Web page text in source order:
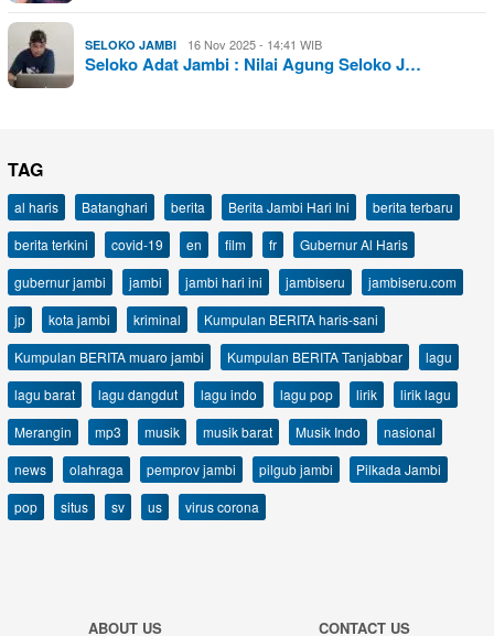
SELOKO JAMBI 16 Nov 2025 - 14:41 WIB
Seloko Adat Jambi : Nilai Agung Seloko J…
TAG
al haris Batanghari berita Berita Jambi Hari Ini
berita terbaru
berita terkini
covid-19 en film fr
Gubernur Al Haris
gubernur jambi
jambi jambi hari ini jambiseru
jambiseru.com
jp
kota jambi kriminal
Kumpulan BERITA haris-sani
Kumpulan BERITA muaro jambi
Kumpulan BERITA Tanjabbar
lagu
lagu barat
lagu dangdut lagu indo lagu pop lirik
lirik lagu
Merangin
mp3 musik musik barat Musik Indo
nasional
news
olahraga pemprov jambi pilgub jambi
Pilkada Jambi
pop
situs sv us virus corona
ABOUT US CONTACT US